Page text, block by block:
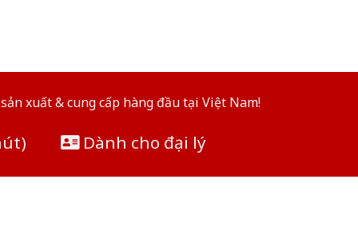
xuất & cung cấp hàng đầu tại Việt Nam!
Dành cho đại lý